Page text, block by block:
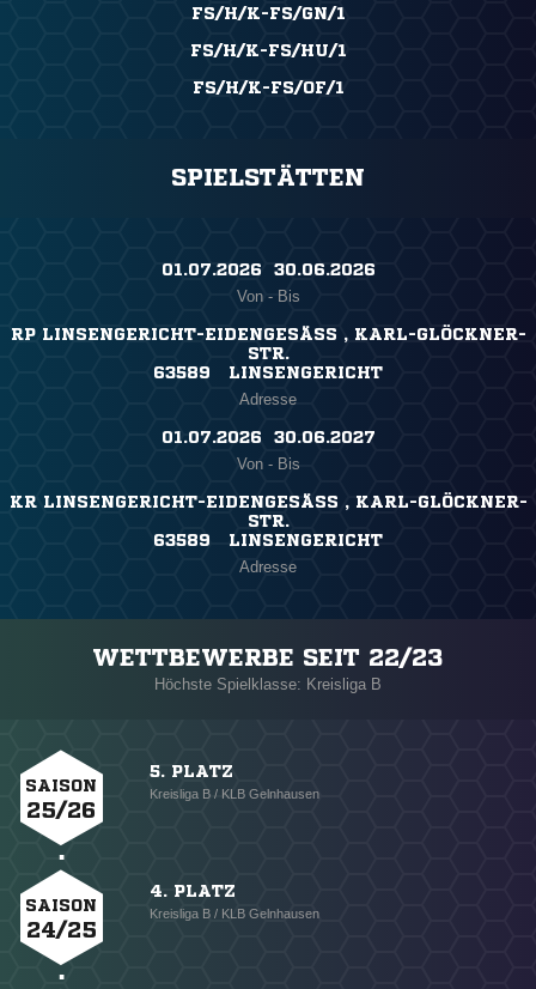
FS/H/K-FS/GN/1
FS/H/K-FS/HU/1
FS/H/K-FS/OF/1
SPIELSTÄTTEN
01.07.2026 ​ 30.06.2026
Von - Bis
RP LINSENGERICHT-EIDENGESÄSS , KARL-GLÖCKNER-S
TR.
63589 LINSENGERICHT
Adresse
01.07.2026 ​ 30.06.2027
Von - Bis
KR LINSENGERICHT-EIDENGESÄSS , KARL-GLÖCKNER-S
TR.
63589 LINSENGERICHT
Adresse
WETTBEWERBE SEIT 22/23
Höchste Spielklasse: Kreisliga B
SAISON
25/26
5. PLATZ
Kreisliga B / KLB Gelnhausen
SAISON
24/25
4. PLATZ
Kreisliga B / KLB Gelnhausen